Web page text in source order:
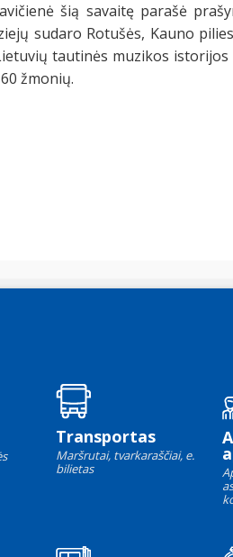
šią savaitę parašė
sudaro Rotušės, Kauno
tautinės muzikos
žmonių.
Transportas
Maršrutai, tvarkaraščiai, e.
bilietas